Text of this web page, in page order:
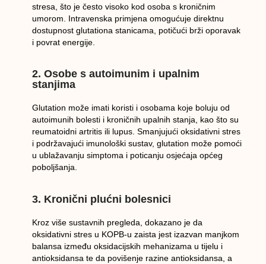
stresa, što je često visoko kod osoba s kroničnim
umorom. Intravenska primjena omogućuje direktnu
dostupnost glutationa stanicama, potičući brži oporavak
i povrat energije.
2. Osobe s autoimunim i upalnim
stanjima
Glutation može imati koristi i osobama koje boluju od
autoimunih bolesti i kroničnih upalnih stanja, kao što su
reumatoidni artritis ili lupus. Smanjujući oksidativni stres
i podržavajući imunološki sustav, glutation može pomoći
u ublažavanju simptoma i poticanju osjećaja općeg
poboljšanja.
3. Kronični plućni bolesnici
Kroz više sustavnih pregleda, dokazano je da
oksidativni stres u KOPB-u zaista jest izazvan manjkom
balansa između oksidacijskih mehanizama u tijelu i
antioksidansa te da povišenje razine antioksidansa, a